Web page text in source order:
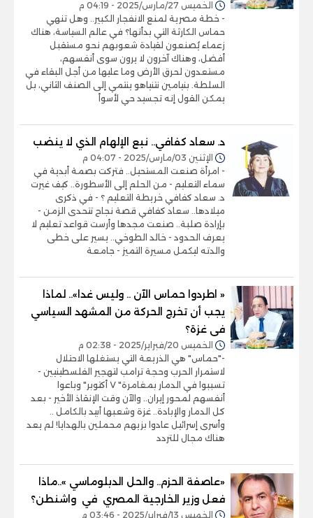
الخميس 27/مارس/2025 - 04:19 م
- خطة مصرية لمنع الانفجار الكبير.. وهل تنهي
حماس الكارثة التي بدأتها؟ في عالم السياسة، هناك
زعماء يُصنعون لقيادة شعوبهم نحو مستقبل
أفضل، وهناك آخرون لا يرون سوى أنفسهم،
مستعدون لحرق الأرض وما عليها من أجل البقاء في
السلطة. بنيامين نتنياهو ينتمي إلى الصنف الثاني، بل
يمكن القول إنه تجسيد حي لأسوأ
د. سعاد كفافي.. نبع الإلهام الذي لا ينضب
الإثنين 03/مارس/2025 - 04:07 م
- امرأة صنعت المستحيل.. فتركت بصمة أبدية في
سماء التعليم - من الحلم إلى الأسطورة.. كيف غيرت
د. سعاد كفافي خريطة التعليم ؟ - في ذكرى
ميلادها.. سعاد كفافي قصة نجاح تتحدى الزمن -
بإرادة صلبة.. صنعت مجدها وأرست قواعد تعليم لا
يعرف الحدود - خالد الطوخي.. يسير على خطى
والدته ليكمل مسيرة التميز - جامعة
« اطردوا حماس الآن .. وليس غدا».. لماذا
يجب أن تخرج الحركة من المشهد السياسي
فى غزة؟
الخميس 20/فبراير/2025 - 02:38 م
-"حماس" هي الذريعة التي يستغلها الاحتلال
لاستمرار الحرب وحجة ترامب لتهجير الفلسطينيين -
تسببوا في الدمار بمغامرة" ٧ أكتوبر" وباعوا
أنفسهم لمحور إيران.. والآن وقت الإنقاذ الأخير - بعد
كل الدمار والإبادة.. غزة وشعبها أبيد بالكامل ..
وأسرى إسرائيل عادوا بزيهم محملين بالهدايا! لم يعد
هناك مجال للتردد
«عاصفة الحزم.. والحل الدبلوماسي »..ماذا
فعل وزير الخارجية المصري في واشنطن؟
الخميس 13/فبراير/2025 - 03:46 م